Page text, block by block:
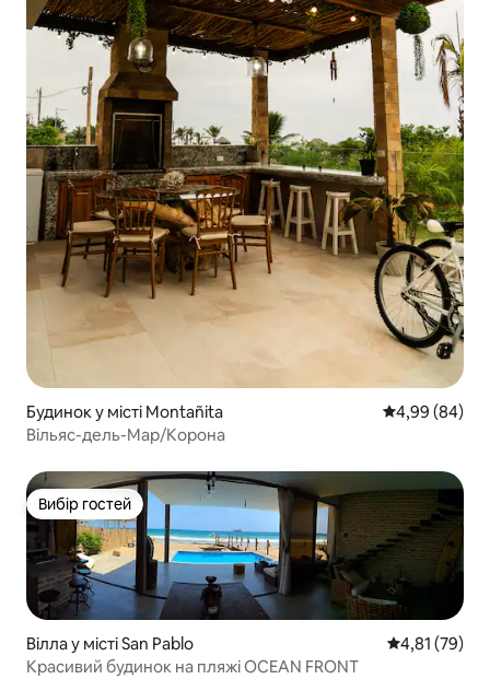
Будинок у місті Montañita Середня
4,99 (84)
Вільяс-дель-Мар/Корона
Вибір гостей
Вибір гостей
Вілла у місті San Pablo Середня
4,81 (79)
Красивий будинок на пляжі OCEAN FRONT